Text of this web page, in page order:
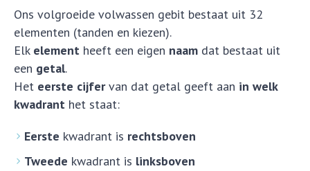
Ons volgroeide volwassen gebit bestaat uit 32
elementen (tanden en kiezen).
Elk element heeft een eigen naam dat bestaat uit
een getal.
Het eerste cijfervan dat getal geeft aan in welk
kwadrant het staat:
Eerste kwadrant is rechtsboven
Tweede kwadrant is linksboven